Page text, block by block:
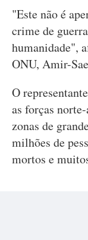
"Este não é
crime de
humanidade",
ONU, Amir-
O
as forças
zonas de
milhões de
mortos e